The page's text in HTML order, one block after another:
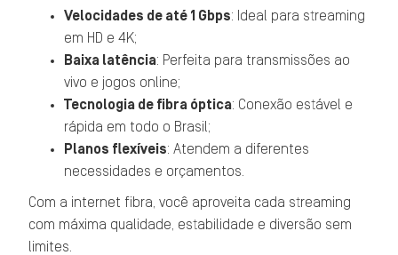
Velocidades de até 1 Gbps: Ideal para streaming
em HD e 4K;
Baixa latência: Perfeita para transmissões ao
vivo e jogos online;
Tecnologia de fibra óptica: Conexão estável e
rápida em todo o Brasil;
Planos flexíveis: Atendem a diferentes
necessidades e orçamentos.
Com a internet fibra, você aproveita cada streaming
com máxima qualidade, estabilidade e diversão sem
limites.